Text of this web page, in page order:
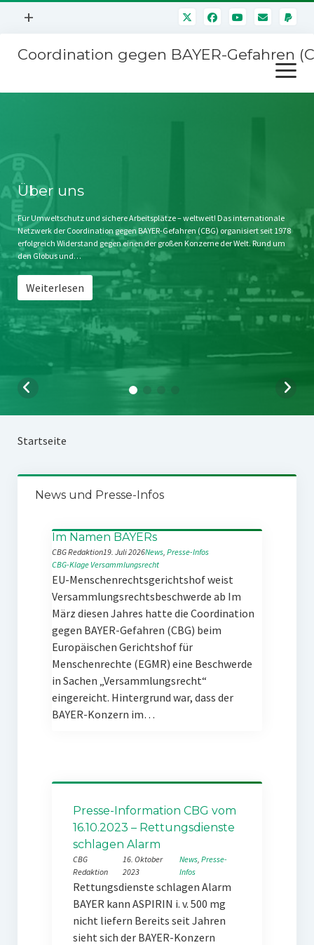
Menü
+
Mitmachen
Kontakt
Impressum
Störfälle
Coordination gegen BAYER-Gefahren
Menü
öffnen
Stichwort BAYER
Jahrestagung
SPENDEN
Über uns
Für Umweltschutz und sichere Arbeitsplätze – weltweit! Das internationale
Netzwerk der Coordination gegen BAYER-Gefahren (CBG) organisiert seit 1978
erfolgreich Widerstand gegen einen der großen Konzerne der Welt. Rund um
den Globus und…
Weiterlesen
Startseite
News und Presse-Infos
Im Namen BAYERs
CBG Redaktion19. Juli 2026News, Presse-Infos
CBG-Klage Versammlungsrecht
EU-Menschenrechtsgerichtshof weist
Versammlungsrechtsbeschwerde ab Im
März diesen Jahres hatte die Coordination
gegen BAYER-Gefahren (CBG) beim
Europäischen Gerichtshof für
Menschenrechte (EGMR) eine Beschwerde
in Sachen „Versammlungsrecht“
eingereicht. Hintergrund war, dass der
BAYER-Konzern im…
Presse-Information CBG vom
16.10.2023 – Rettungsdienste
schlagen Alarm
CBG
Redaktion
16. Oktober
2023
News, Presse-
Infos
Rettungsdienste schlagen Alarm
BAYER kann ASPIRIN i. v. 500 mg
nicht liefern Bereits seit Jahren
sieht sich der BAYER-Konzern